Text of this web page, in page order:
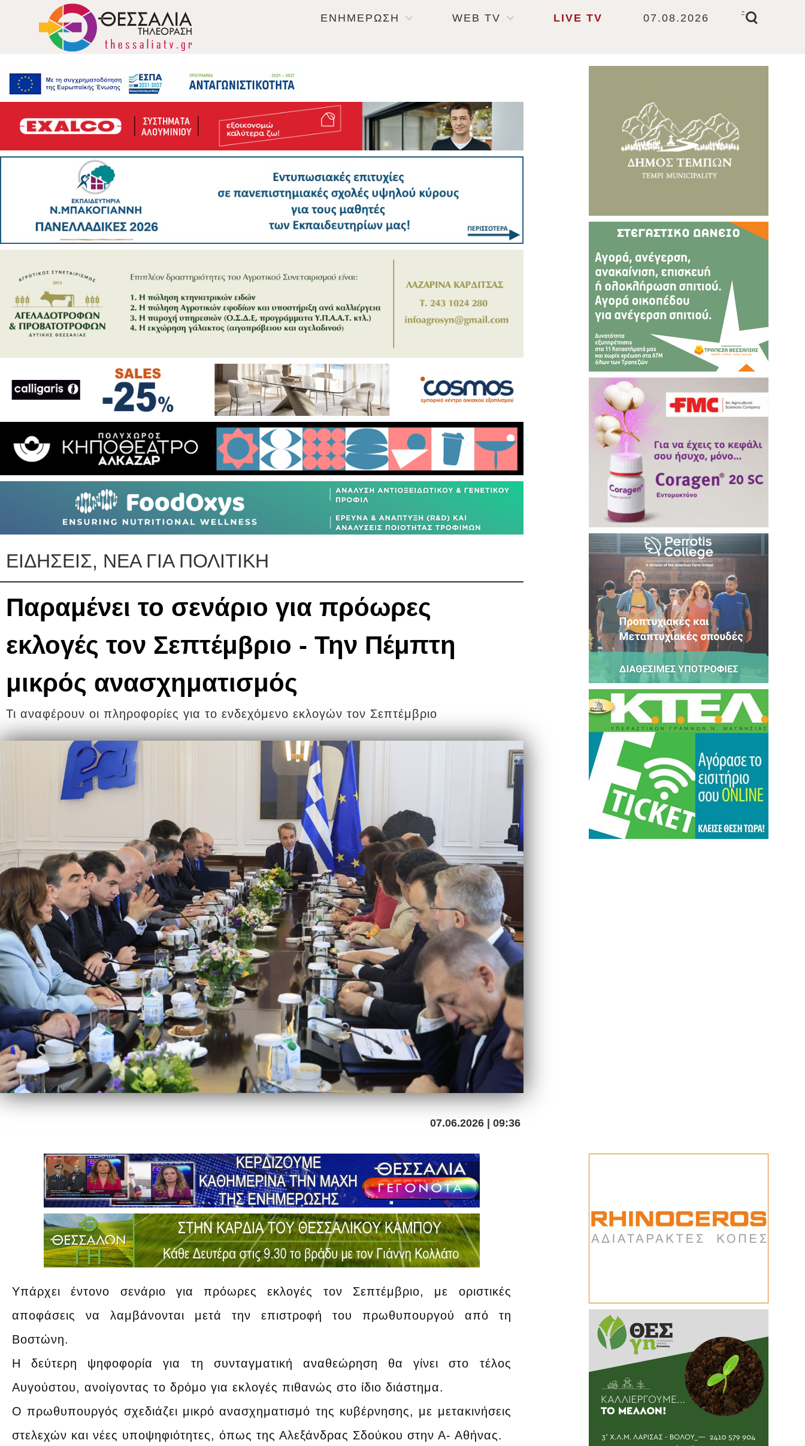
ΕΝΗΜΕΡΩΣΗ WEB TV LIVE TV 07.08.2026
-
ΕΙΔΗΣΕΙΣ, ΝΕΑ ΓΙΑ ΠΟΛΙΤΙΚΗ
Παραμένει το σενάριο για πρόωρες
εκλογές τον Σεπτέμβριο - Την Πέμπτη
μικρός ανασχηματισμός
Τι αναφέρουν οι πληροφορίες για το ενδεχόμενο εκλογών τον Σεπτέμβριο
07.06.2026 | 09:36
Υπάρχει έντονο σενάριο για πρόωρες εκλογές τον Σεπτέμβριο, με οριστικές
αποφάσεις να λαμβάνονται μετά την επιστροφή του πρωθυπουργού από τη
Βοστώνη.
Η δεύτερη ψηφοφορία για τη συνταγματική αναθεώρηση θα γίνει στο τέλος
Αυγούστου, ανοίγοντας το δρόμο για εκλογές πιθανώς στο ίδιο διάστημα.
Ο πρωθυπουργός σχεδιάζει μικρό ανασχηματισμό της κυβέρνησης, με μετακινήσεις
στελεχών και νέες υποψηφιότητες, όπως της Αλεξάνδρας Σδούκου στην Α- Αθήνας.